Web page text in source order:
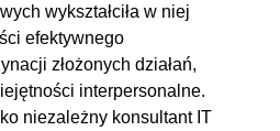
wykształciła w niej
efektywnego
złożonych działań,
interpersonalne.
niezależny konsultant IT